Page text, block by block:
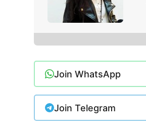
Join WhatsApp
Join Telegram